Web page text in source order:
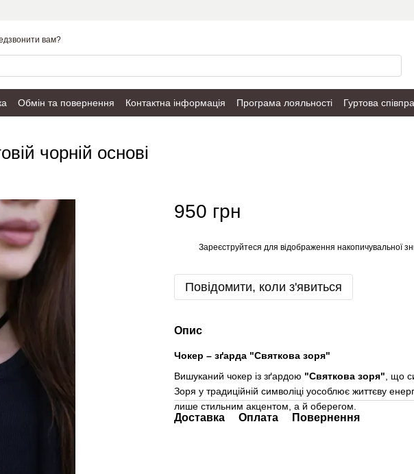
вам?
Обмін та повернення Контактна інформація Програма лояльності Гуртова
Публічний договір
чорній основі
950 грн
Зареєструйтеся для відображення накопичувальної
Повідомити, коли з'явиться
Опис
Чокер – зґарда "Святкова зоря"
Вишуканий чокер із зґардою "Святкова зоря", що
Зоря у традиційній символіці уособлює життєву
лише стильним акцентом, а й оберегом.
Доставка Оплата Повернення